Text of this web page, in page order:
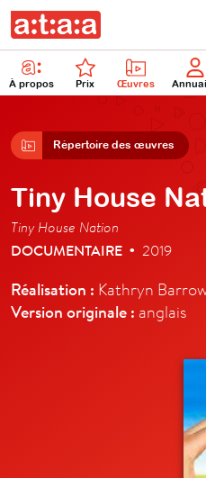
À propos Prix Œuvres
Répertoire des œuvres
Tiny House
Tiny House Nation
DOCUMENTAIRE • 2019
Réalisation : Kathryn
Version originale : anglais